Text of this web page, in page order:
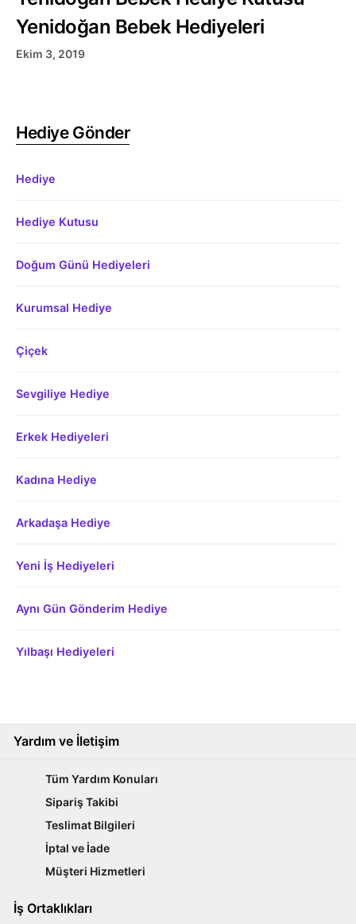
Yenidoğan Bebek Hediyeleri
Ekim 3, 2019
Hediye Gönder
Hediye
Hediye Kutusu
Doğum Günü Hediyeleri
Kurumsal Hediye
Çiçek
Sevgiliye Hediye
Erkek Hediyeleri
Kadına Hediye
Arkadaşa Hediye
Yeni İş Hediyeleri
Aynı Gün Gönderim Hediye
Yılbaşı Hediyeleri
Yardım ve İletişim
Tüm Yardım Konuları
Sipariş Takibi
Teslimat Bilgileri
İptal ve İade
Müşteri Hizmetleri
İş Ortaklıkları